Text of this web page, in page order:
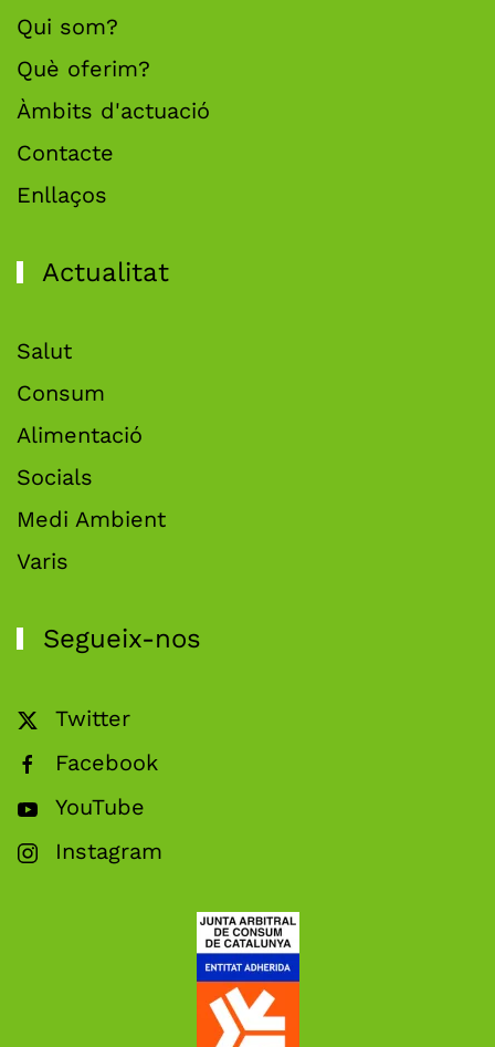
Qui som?
Què oferim?
Àmbits d'actuació
Contacte
Enllaços
Actualitat
Salut
Consum
Alimentació
Socials
Medi Ambient
Varis
Segueix-nos
Twitter
Facebook
YouTube
Instagram